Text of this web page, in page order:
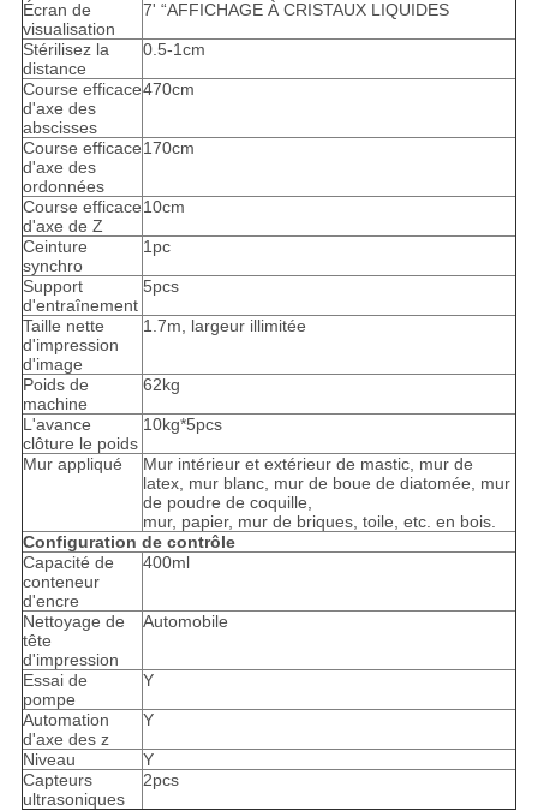
Écran de
visualisation
7' “AFFICHAGE À CRISTAUX LIQUIDES
Stérilisez la
distance
0.5-1cm
Course efficace
d'axe des
abscisses
470cm
Course efficace
d'axe des
ordonnées
170cm
Course efficace
d'axe de Z
10cm
Ceinture
synchro
1pc
Support
d'entraînement
5pcs
Taille nette
d'impression
d'image
1.7m, largeur illimitée
Poids de
machine
62kg
L'avance
clôture le poids
10kg*5pcs
Mur appliqué
Mur intérieur et extérieur de mastic, mur de
latex, mur blanc, mur de boue de diatomée, mur
de poudre de coquille,
mur, papier, mur de briques, toile, etc. en bois.
Configuration de contrôle
Capacité de
conteneur
d'encre
400ml
Nettoyage de
tête
d'impression
Automobile
Essai de
pompe
Y
Automation
d'axe des z
Y
Niveau
Y
Capteurs
ultrasoniques
2pcs